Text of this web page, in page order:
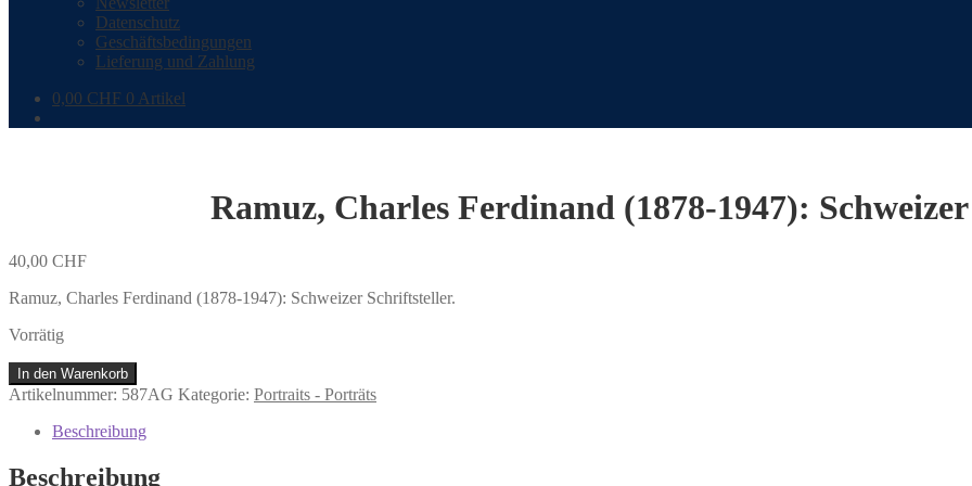
Datenschutz
Geschäftsbedingungen
Lieferung und Zahlung
0,00 CHF 0 Artikel
Ramuz, Charles Ferdinand (1878-1947):
40,00 CHF
Ramuz, Charles Ferdinand (1878-1947): Schweizer Schriftsteller.
Vorrätig
Ramuz,
Charles
(1878-
Schweizer
In den Warenkorb
Artikelnummer: 587AG Kategorie: Portraits - Porträts
Beschreibung
Beschreibung